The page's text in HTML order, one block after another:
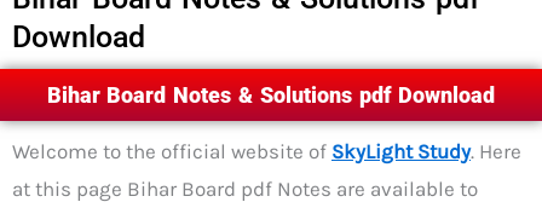
Download
Bihar Board Notes & Solutions pdf Download
Welcome to the official website of SkyLight Study. Here
at this page Bihar Board pdf Notes are available to
i
e